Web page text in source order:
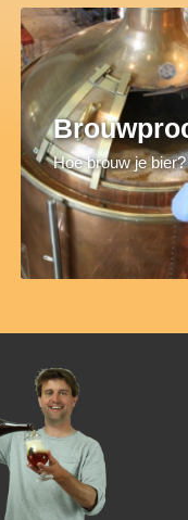
Hoe brouw je bier?